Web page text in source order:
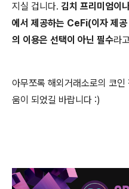
지실 겁니다. 김치 프리미엄이
에서 제공하는 CeFi(이자 제
의 이용은 선택이 아닌 필수라
아무쪼록 해외거래소로의 코
움이 되었길 바랍니다 :)